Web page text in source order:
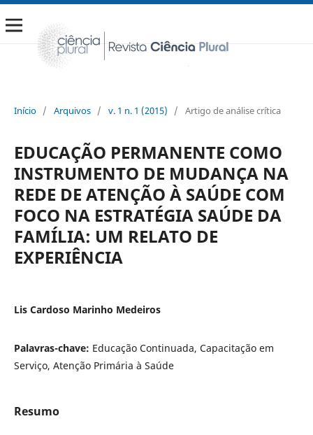
Início / Arquivos / v. 1 n. 1 (2015) / Artigo de análise crítica
EDUCAÇÃO PERMANENTE COMO
INSTRUMENTO DE MUDANÇA NA
REDE DE ATENÇÃO À SAÚDE COM
FOCO NA ESTRATÉGIA SAÚDE DA
FAMÍLIA: UM RELATO DE
EXPERIÊNCIA
Lis Cardoso Marinho Medeiros
Palavras-chave: Educação Continuada, Capacitação em
Serviço, Atenção Primária à Saúde
Resumo